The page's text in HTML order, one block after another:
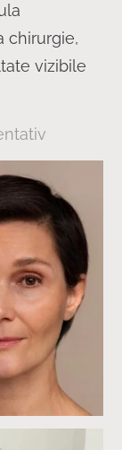
chirurgie,
vizibile